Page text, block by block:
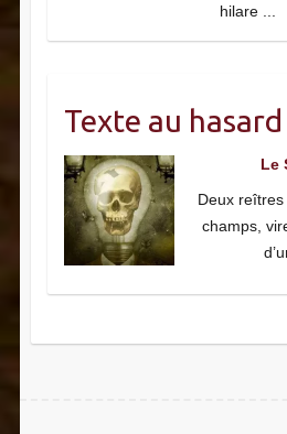
hilare
Texte au hasard
Le
Deux
champs,